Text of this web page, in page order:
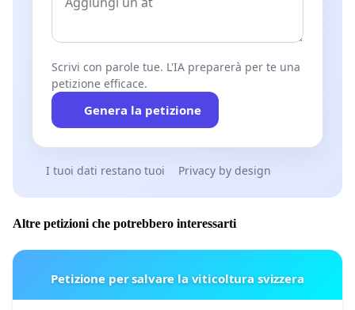
Scrivi con parole tue. L'IA preparerà per te una
petizione efficace.
Genera la petizione
I tuoi dati restano tuoi Privacy by design
Altre petizioni che potrebbero interessarti
Petizione per salvare la viticoltura svizzera